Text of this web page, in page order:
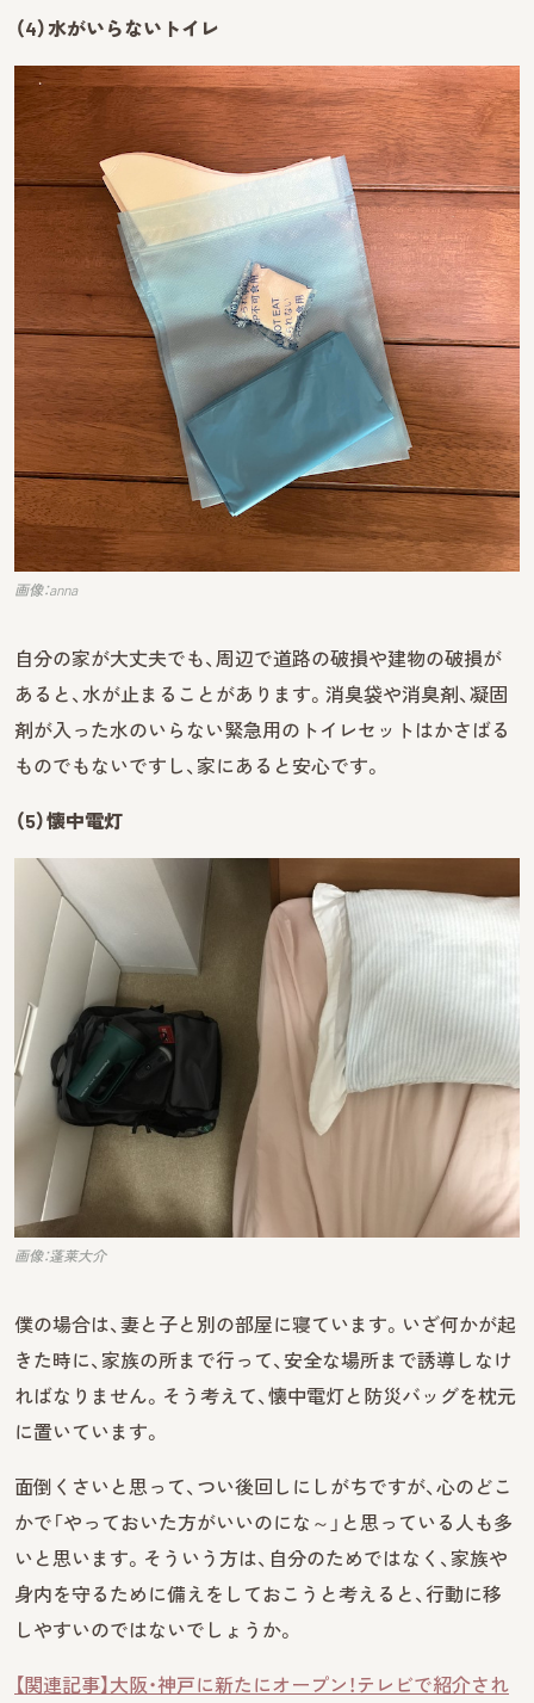
（4）水がいらないトイレ
画像：anna
自分の家が大丈夫でも、周辺で道路の破損や建物の破損が
あると、水が止まることがあります。消臭袋や消臭剤、凝固
剤が入った水のいらない緊急用のトイレセットはかさばる
ものでもないですし、家にあると安心です。
（5）懐中電灯
画像：蓬莱大介
僕の場合は、妻と子と別の部屋に寝ています。いざ何かが起
きた時に、家族の所まで行って、安全な場所まで誘導しなけ
ればなりません。そう考えて、懐中電灯と防災バッグを枕元
に置いています。
面倒くさいと思って、つい後回しにしがちですが、心のどこ
かで「やっておいた方がいいのにな～」と思っている人も多
いと思います。そういう方は、自分のためではなく、家族や
身内を守るために備えをしておこうと考えると、行動に移
しやすいのではないでしょうか。
【関連記事】大阪・神戸に新たにオープン！テレビで紹介され